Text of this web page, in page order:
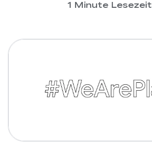
1 Minute Lesezeit